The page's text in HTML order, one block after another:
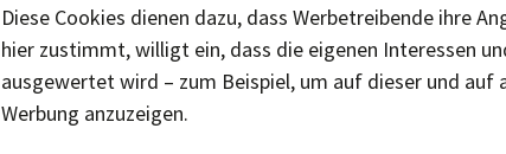
Diese Cookies dienen dazu, dass Werbetreibende ihre
hier zustimmt, willigt ein, dass die eigenen Interessen
ausgewertet wird – zum Beispiel, um auf dieser und auf
Werbung anzuzeigen.